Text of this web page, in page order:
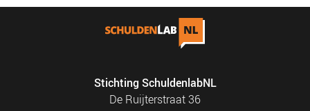
Stichting SchuldenlabNL
De Ruijterstraat 36